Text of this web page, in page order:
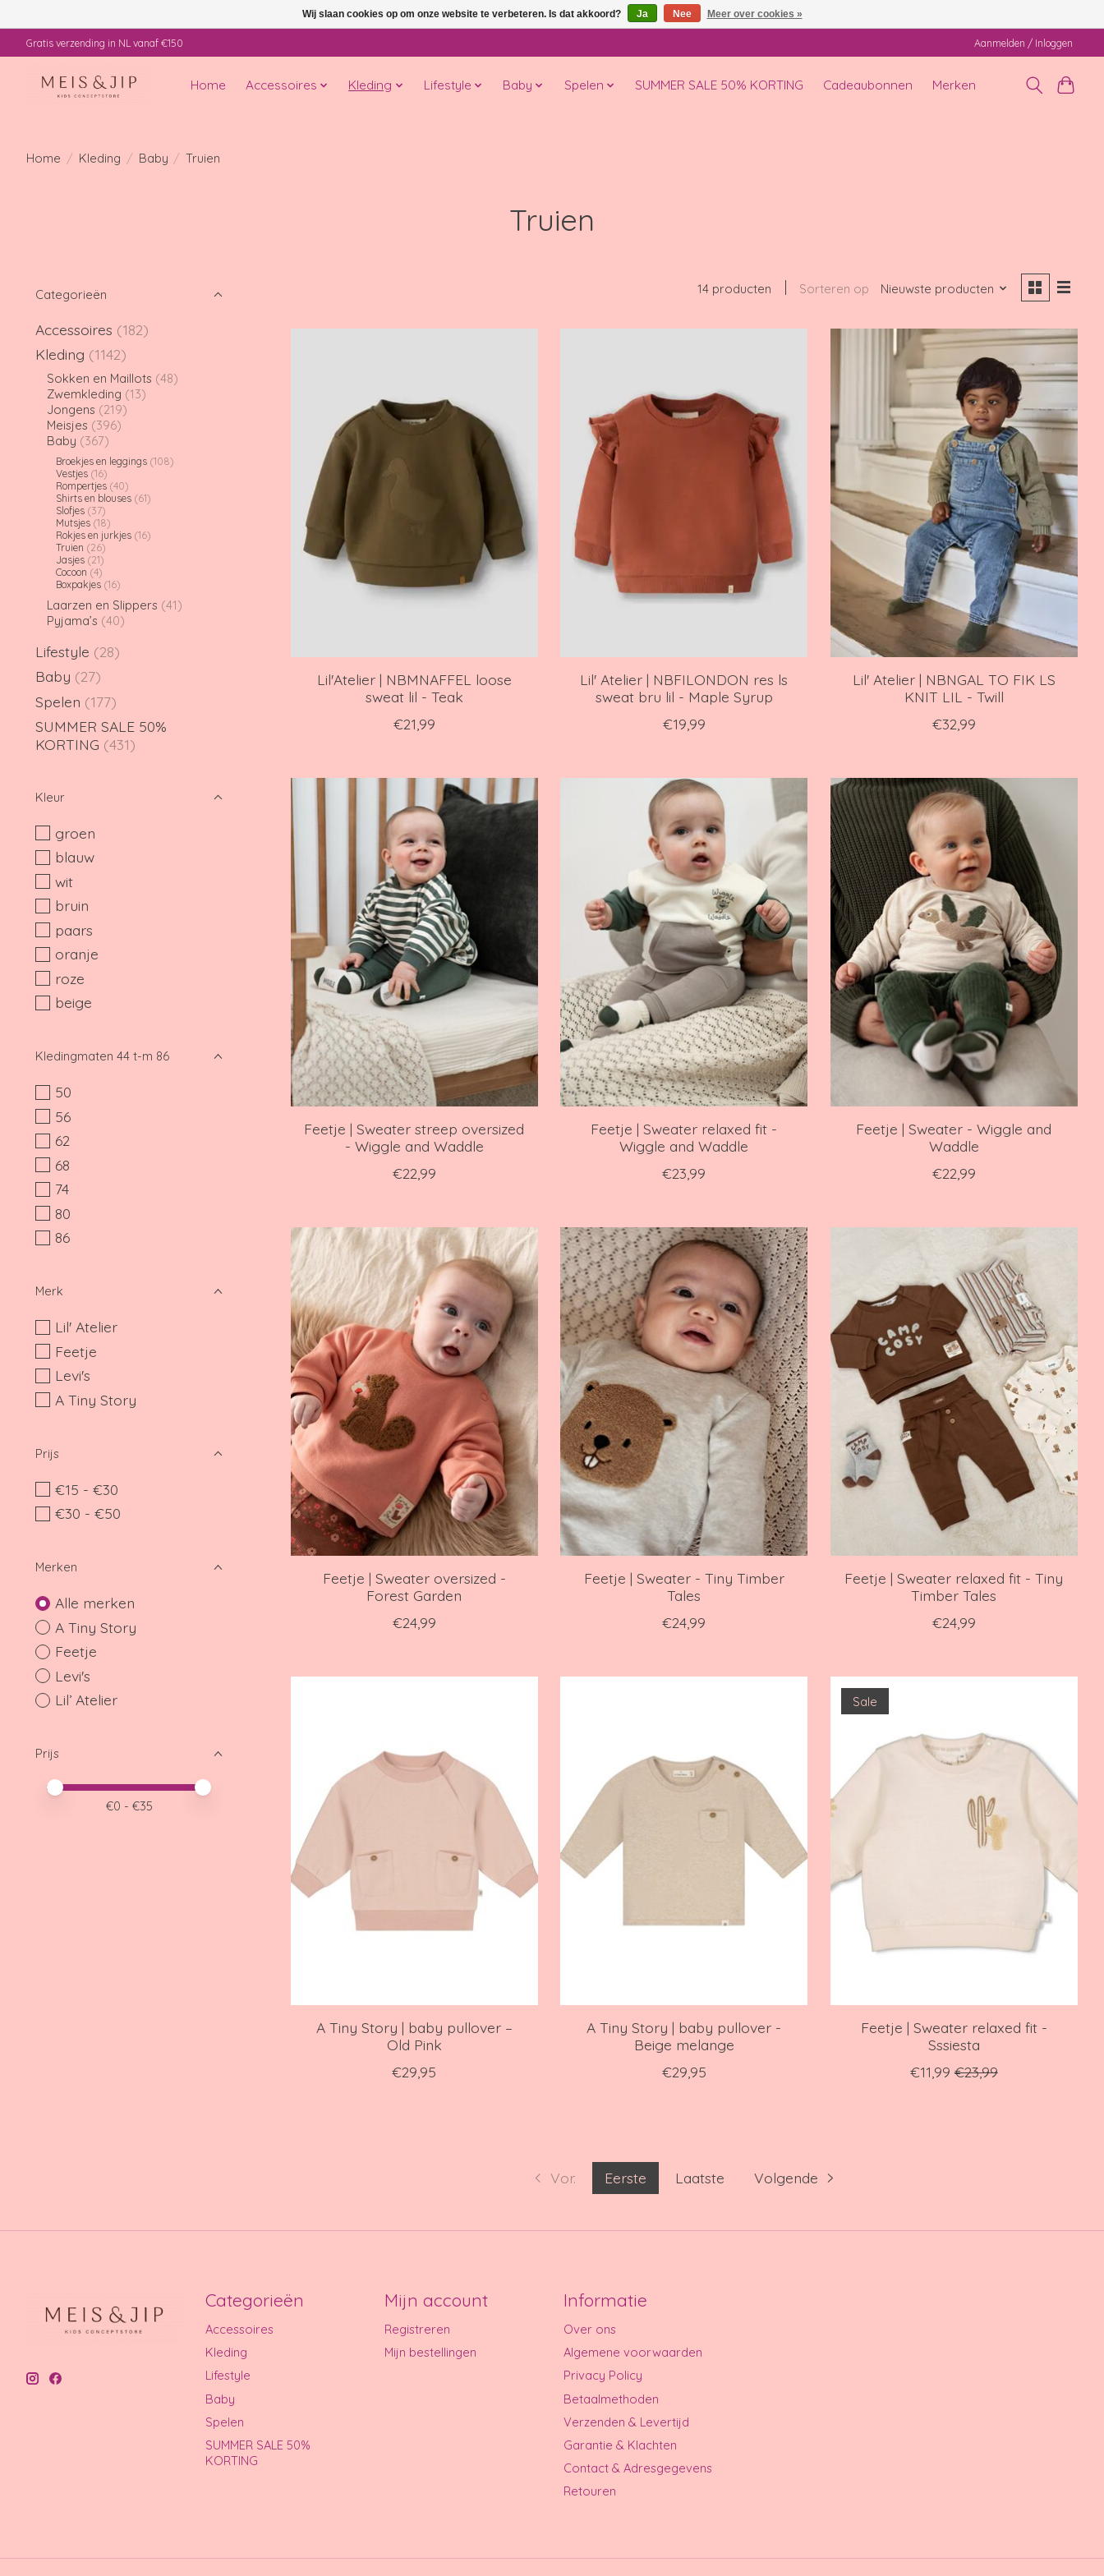
Gratis verzending in NL vanaf €150 Aanmelden / Inloggen
Home Accessoires Kleding Lifestyle Baby Spelen SUMMER SALE 50% KORTING Cadeaubonnen Merken
Home / Kleding / Baby / Truien
Truien
Categorieën
Accessoires (182)
Kleding (1142)
Sokken en Maillots (48)
Zwemkleding (13)
Jongens (219)
Meisjes (396)
Baby (367)
Broekjes en leggings (108)
Vestjes (16)
Rompertjes (40)
Shirts en blouses (61)
Slofjes (37)
Mutsjes (18)
Rokjes en jurkjes (16)
Truien (26)
Jasjes (21)
Cocoon (4)
Boxpakjes (16)
Laarzen en Slippers (41)
Pyjama’s (40)
Lifestyle (28)
Baby (27)
Spelen (177)
SUMMER SALE 50%
KORTING (431)
Kleur
groen
blauw
wit
bruin
paars
oranje
roze
beige
Kledingmaten 44 t-m 86
50
56
62
68
74
80
86
Merk
Lil' Atelier
Feetje
Levi's
A Tiny Story
Prijs
€15 - €30
€30 - €50
Merken
Alle merken
A Tiny Story
Feetje
Levi's
Lil’ Atelier
Prijs
Minimale prijswaarde
Price maximum value
€0 - €35
14 producten Sorteren op Nieuwste producten
Lil'Atelier | NBMNAFFEL loose
sweat lil - Teak
€21,99
Lil' Atelier | NBFILONDON res ls
sweat bru lil - Maple Syrup
€19,99
Lil' Atelier | NBNGAL TO FIK LS
KNIT LIL - Twill
€32,99
Feetje | Sweater streep oversized
- Wiggle and Waddle
€22,99
Feetje | Sweater relaxed fit -
Wiggle and Waddle
€23,99
Feetje | Sweater - Wiggle and
Waddle
€22,99
Feetje | Sweater oversized -
Forest Garden
€24,99
Feetje | Sweater - Tiny Timber
Tales
€24,99
Feetje | Sweater relaxed fit - Tiny
Timber Tales
€24,99
A Tiny Story | baby pullover –
Old Pink
€29,95
A Tiny Story | baby pullover -
Beige melange
€29,95
Sale
Feetje | Sweater relaxed fit -
Sssiesta
€11,99 €23,99
Vor. Eerste Laatste Volgende
Categorieën
Accessoires
Kleding
Lifestyle
Baby
Spelen
SUMMER SALE 50%
KORTING
Mijn account
Registreren
Mijn bestellingen
Informatie
Over ons
Algemene voorwaarden
Privacy Policy
Betaalmethoden
Verzenden & Levertijd
Garantie & Klachten
Contact & Adresgegevens
Retouren
Wij slaan cookies op om onze website te verbeteren. Is dat akkoord? Ja Nee Meer over cookies »